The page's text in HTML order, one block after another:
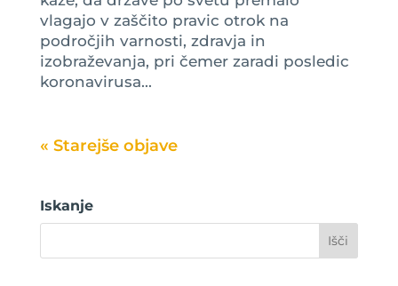
vlagajo v zaščito pravic otrok na
področjih varnosti, zdravja in
izobraževanja, pri čemer zaradi posledic
koronavirusa...
« Older Entries
Iskanje